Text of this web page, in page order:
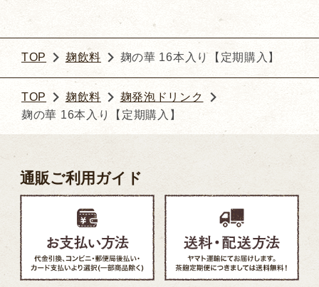
TOP 麹飲料 麹の華 16本入り【定期購入】
TOP 麹飲料
麹発泡ドリンク
麹の華 16本入り【定期購入】
通販ご利用ガイド